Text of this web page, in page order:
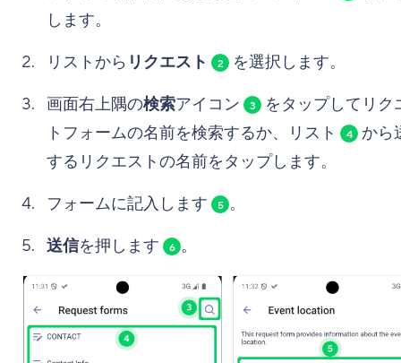
します。
リストから リクエスト 2
を選択します。
画面右上隅の検索アイコン 3
をタップしてリク
トフォームの名前を検索するか、リスト
4
から
するリクエストの名前をタップします。
フォームに記入します
5 。
送信を押します 6 。